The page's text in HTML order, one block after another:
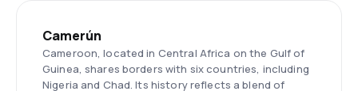
Camerún
Cameroon, located in Central Africa on the Gulf of
Guinea, shares borders with six countries, including
Nigeria and Chad. Its history reflects a blend of